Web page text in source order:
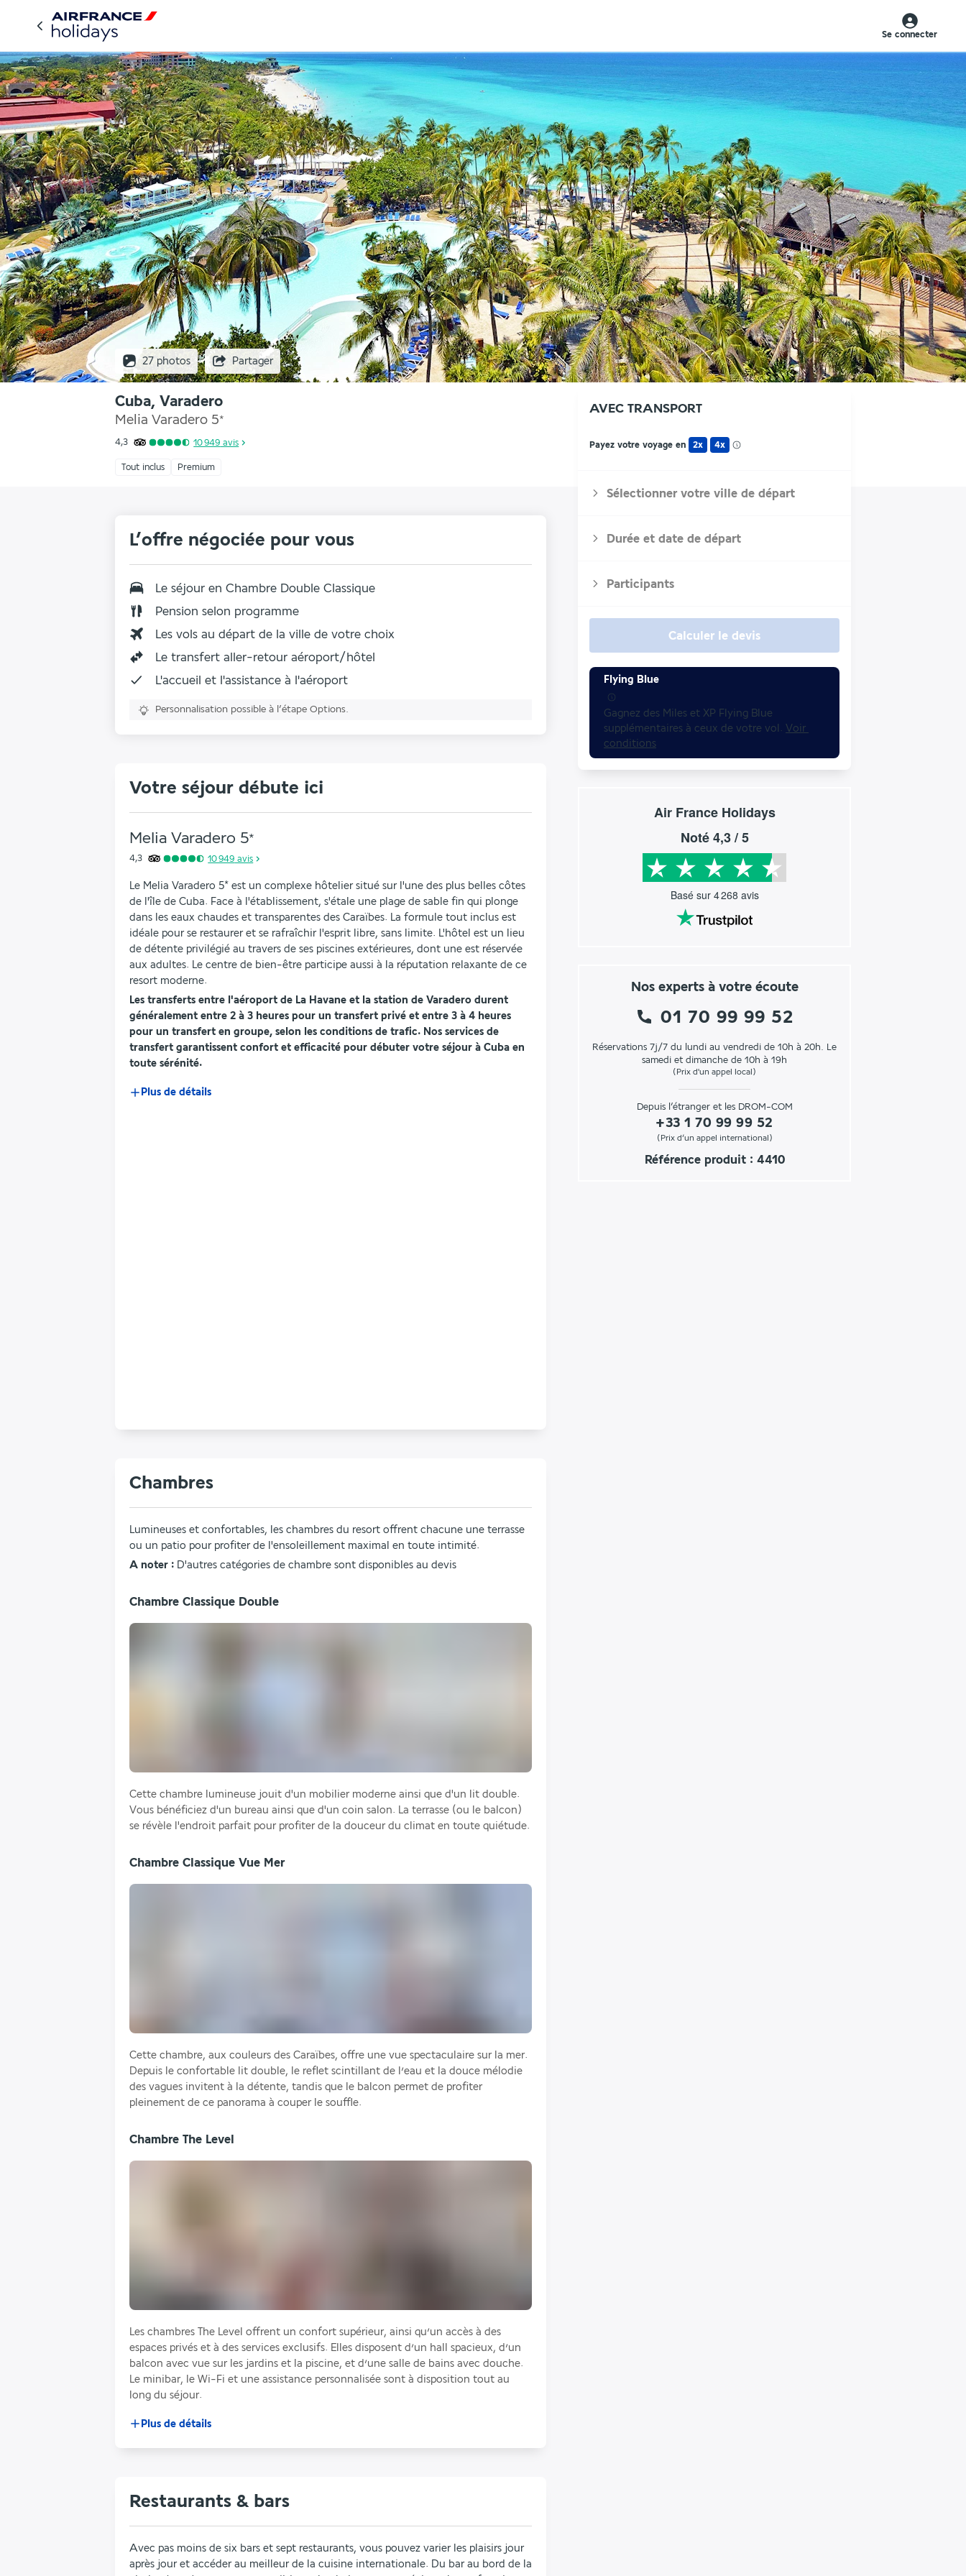
Se connecter
27 photos Partager
Cuba, Varadero
Melia Varadero 5*
4,3 10 949 avis
Tout inclus Premium
AVEC TRANSPORT
Payez votre voyage en 2x 4x
Sélectionner votre ville de départ
Durée et date de départ
Participants
Calculer le devis
Flying Blue
Gagnez des Miles et XP Flying Blue
supplémentaires à ceux de votre vol. Voir
conditions
Air France Holidays
Noté4,3/ 5
Basé sur 4 268 avis
Nos experts à votre écoute
01 70 99 99 52
Réservations 7j/7 du lundi au vendredi de 10h à 20h. Le
samedi et dimanche de 10h à 19h
(Prix d'un appel local)
Depuis l’étranger et les DROM-COM
+33 1 70 99 99 52
(Prix d’un appel international)
Référence produit : 4410
L’offre négociée pour vous
Le séjour en Chambre Double Classique
Pension selon programme
Les vols au départ de la ville de votre choix
Le transfert aller-retour aéroport/hôtel
L'accueil et l'assistance à l'aéroport
Personnalisation possible à l’étape Options.
Votre séjour débute ici
Melia Varadero 5*
4,3 10 949 avis
Le Melia Varadero 5* est un complexe hôtelier situé sur l'une des plus belles côtes
de l'île de Cuba. Face à l'établissement, s'étale une plage de sable fin qui plonge
dans les eaux chaudes et transparentes des Caraïbes. La formule tout inclus est
idéale pour se restaurer et se rafraîchir l'esprit libre, sans limite. L'hôtel est un lieu
de détente privilégié au travers de ses piscines extérieures, dont une est réservée
aux adultes. Le centre de bien-être participe aussi à la réputation relaxante de ce
resort moderne.
Les transferts entre l'aéroport de La Havane et la station de Varadero durent
généralement entre 2 à 3 heures pour un transfert privé et entre 3 à 4 heures
pour un transfert en groupe, selon les conditions de trafic. Nos services de
transfert garantissent confort et efficacité pour débuter votre séjour à Cuba en
toute sérénité.
Plus de détails
Chambres
Lumineuses et confortables, les chambres du resort offrent chacune une terrasse
ou un patio pour profiter de l'ensoleillement maximal en toute intimité.
A noter : D'autres catégories de chambre sont disponibles au devis
Chambre Classique Double
Cette chambre lumineuse jouit d'un mobilier moderne ainsi que d'un lit double.
Vous bénéficiez d'un bureau ainsi que d'un coin salon. La terrasse (ou le balcon)
se révèle l'endroit parfait pour profiter de la douceur du climat en toute quiétude.
Chambre Classique Vue Mer
Cette chambre, aux couleurs des Caraïbes, offre une vue spectaculaire sur la mer.
Depuis le confortable lit double, le reflet scintillant de l’eau et la douce mélodie
des vagues invitent à la détente, tandis que le balcon permet de profiter
pleinement de ce panorama à couper le souffle.
Chambre The Level
Les chambres The Level offrent un confort supérieur, ainsi qu’un accès à des
espaces privés et à des services exclusifs. Elles disposent d’un hall spacieux, d’un
balcon avec vue sur les jardins et la piscine, et d’une salle de bains avec douche.
Le minibar, le Wi-Fi et une assistance personnalisée sont à disposition tout au
long du séjour.
Plus de détails
Restaurants & bars
Avec pas moins de six bars et sept restaurants, vous pouvez varier les plaisirs jour
après jour et accéder au meilleur de la cuisine internationale. Du bar au bord de la